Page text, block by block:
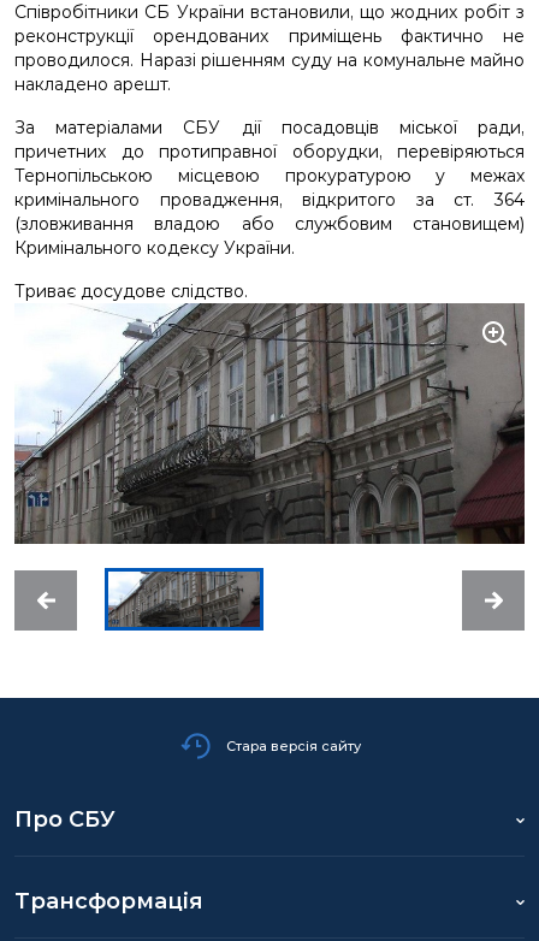
Співробітники СБ України встановили, що жодних робіт з
реконструкції орендованих приміщень фактично не
проводилося. Наразі рішенням суду на комунальне майно
накладено арешт.
За матеріалами СБУ дії посадовців міської ради,
причетних до протиправної оборудки, перевіряються
Тернопільською місцевою прокуратурою у межах
кримінального провадження, відкритого за ст. 364
(зловживання владою або службовим становищем)
Кримінального кодексу України.
Триває досудове слідство.
Стара версія сайту
Про СБУ
Трансформація